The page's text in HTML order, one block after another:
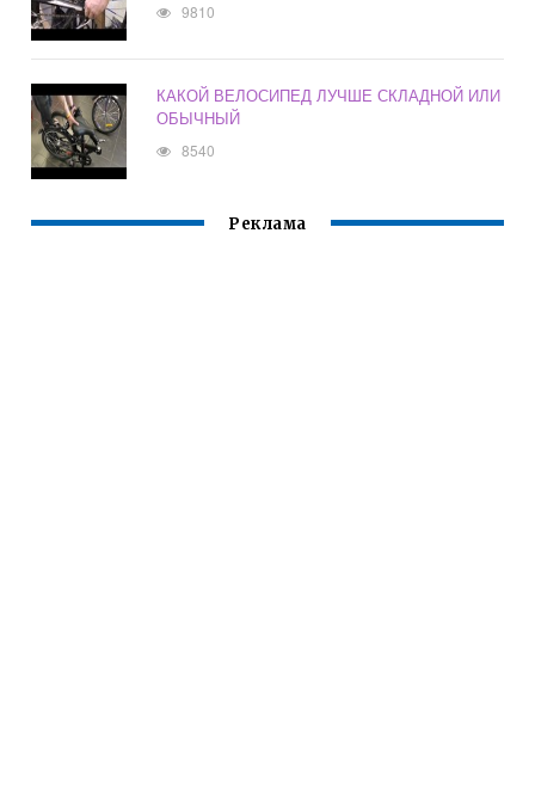
9810
КАКОЙ ВЕЛОСИПЕД ЛУЧШЕ СКЛАДНОЙ ИЛИ
ОБЫЧНЫЙ
8540
Реклама